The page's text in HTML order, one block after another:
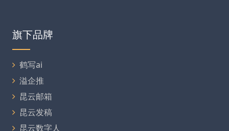
旗下品牌
鹤写ai
溢企推
昆云邮箱
昆云发稿
昆云数字人